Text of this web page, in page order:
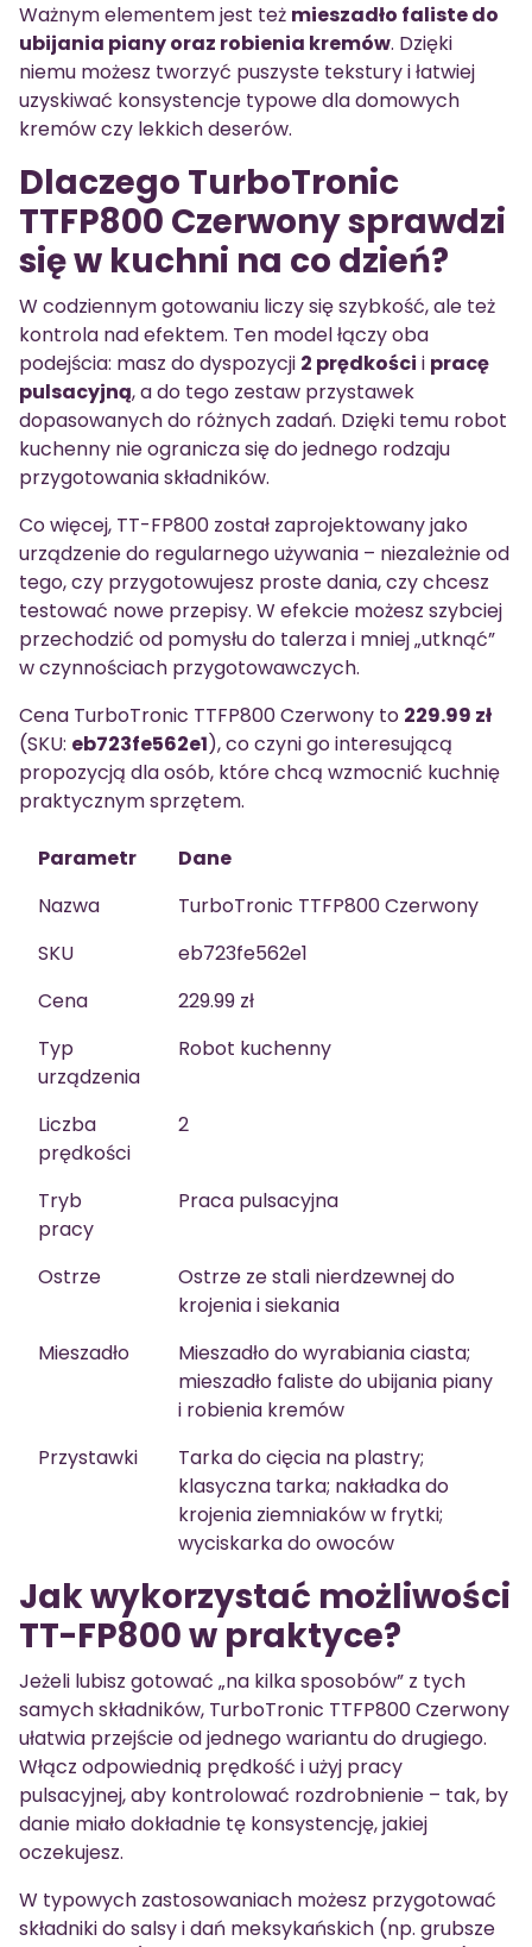
Ważnym elementem jest też mieszadło faliste do
ubijania piany oraz robienia kremów. Dzięki
niemu możesz tworzyć puszyste tekstury i łatwiej
uzyskiwać konsystencje typowe dla domowych
kremów czy lekkich deserów.
Dlaczego TurboTronic
TTFP800 Czerwony sprawdzi
się w kuchni na co dzień?
W codziennym gotowaniu liczy się szybkość, ale też
kontrola nad efektem. Ten model łączy oba
podejścia: masz do dyspozycji 2 prędkości i pracę
pulsacyjną, a do tego zestaw przystawek
dopasowanych do różnych zadań. Dzięki temu robot
kuchenny nie ogranicza się do jednego rodzaju
przygotowania składników.
Co więcej, TT-FP800 został zaprojektowany jako
urządzenie do regularnego używania – niezależnie od
tego, czy przygotowujesz proste dania, czy chcesz
testować nowe przepisy. W efekcie możesz szybciej
przechodzić od pomysłu do talerza i mniej „utknąć”
w czynnościach przygotowawczych.
Cena TurboTronic TTFP800 Czerwony to 229.99 zł
(SKU: eb723fe562e1), co czyni go interesującą
propozycją dla osób, które chcą wzmocnić kuchnię
praktycznym sprzętem.
Parametr
Dane
Nazwa
TurboTronic TTFP800 Czerwony
SKU
eb723fe562e1
Cena
229.99 zł
Typ
urządzenia
Robot kuchenny
Liczba
prędkości
2
Tryb
pracy
Praca pulsacyjna
Ostrze
Ostrze ze stali nierdzewnej do
krojenia i siekania
Mieszadło
Mieszadło do wyrabiania ciasta;
mieszadło faliste do ubijania piany
i robienia kremów
Przystawki
Tarka do cięcia na plastry;
klasyczna tarka; nakładka do
krojenia ziemniaków w frytki;
wyciskarka do owoców
Jak wykorzystać możliwości
TT-FP800 w praktyce?
Jeżeli lubisz gotować „na kilka sposobów” z tych
samych składników, TurboTronic TTFP800 Czerwony
ułatwia przejście od jednego wariantu do drugiego.
Włącz odpowiednią prędkość i użyj pracy
pulsacyjnej, aby kontrolować rozdrobnienie – tak, by
danie miało dokładnie tę konsystencję, jakiej
oczekujesz.
W typowych zastosowaniach możesz przygotować
składniki do salsy i dań meksykańskich (np. grubsze